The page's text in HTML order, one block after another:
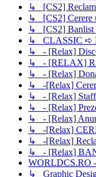
↳ [CS2]
↳ [CS2] Cerere
↳ [CS2] Banlist
↳ CLASSIC ➪
↳ - [Relax]
↳ - [RELAX]
↳ - [Relax]
↳ -[Relax]
↳ - [Relax] Staff
↳ - [Relax]
↳ - [Relax]
↳ -[Relax]
↳ -[Relax]
↳ - [Relax]
WORLDCS.RO
↳ Graphic